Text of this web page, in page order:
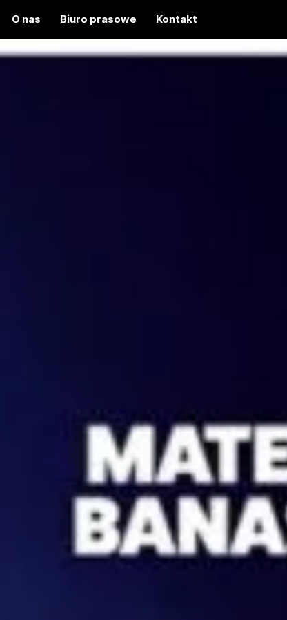
O nas Biuro prasowe Kontakt